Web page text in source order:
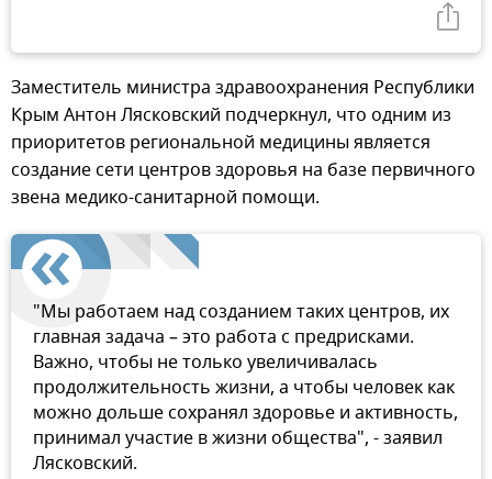
Заместитель министра здравоохранения Республики
Крым Антон Лясковский подчеркнул, что одним из
приоритетов региональной медицины является
создание сети центров здоровья на базе первичного
звена медико-санитарной помощи.
"Мы работаем над созданием таких центров, их
главная задача – это работа с предрисками.
Важно, чтобы не только увеличивалась
продолжительность жизни, а чтобы человек как
можно дольше сохранял здоровье и активность,
принимал участие в жизни общества", - заявил
Лясковский.